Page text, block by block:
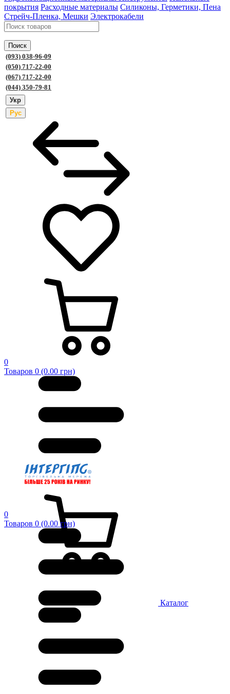
покрытия Расходные материалы Силиконы, Герметики, Пена
Стрейч-Пленка, Мешки Электрокабели
Поиск
(093) 038-96-09
(050) 717-22-00
(067) 717-22-00
(044) 350-79-81
Укр
Рус
0
Товаров 0 (0.00 грн)
0
Товаров 0 (0.00 грн)
Каталог